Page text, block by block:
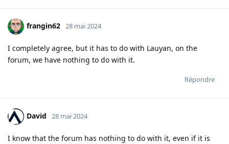
frangin62 28 mai 2024
I completely agree, but it has to do with Lauyan, on the
forum, we have nothing to do with it.
Répondre
David 28 mai 2024
I know that the forum has nothing to do with it, even if it is